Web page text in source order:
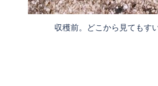
収穫前。どこから見てもす